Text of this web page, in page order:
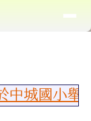
中城國小舉